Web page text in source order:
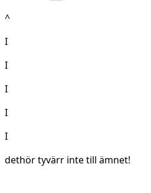
^
I
I
I
I
I
dethör tyvärr inte till ämnet!